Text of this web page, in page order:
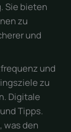
Sie bieten
zu
und
und
zu
Digitale
Tipps.
was den